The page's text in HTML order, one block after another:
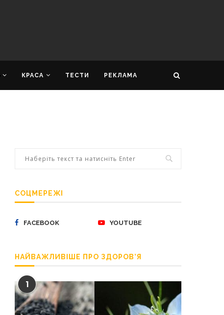
КРАСА ТЕСТИ РЕКЛАМА
СОЦМЕРЕЖІ
FACEBOOK YOUTUBE
НАЙВАЖЛИВІШЕ ПРО ЗДОРОВ’Я
1